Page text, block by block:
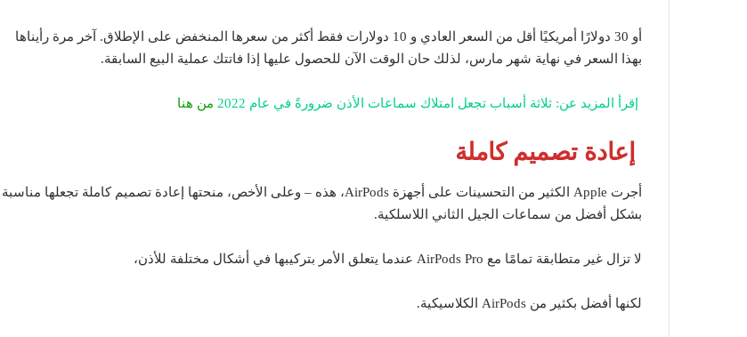
أو 30 دولارًا أمريكيًا أقل من السعر العادي و 10 دولارات فقط أكثر من سعرها المنخفض على الإطلاق. آخر مرة رأيناها
بهذا السعر في نهاية شهر مارس، لذلك حان الوقت الآن للحصول عليها إذا فاتتك عملية البيع السابقة.
إقرأ المزيد عن: ثلاثة أسباب تجعل امتلاك سماعات الأذن ضرورةً في عام 2022 من هنا
إعادة تصميم كاملة
أجرت Apple الكثير من التحسينات على أجهزة AirPods، هذه – وعلى الأخص، منحتها إعادة تصميم كاملة تجعلها مناسبة
بشكل أفضل من سماعات الجيل الثاني اللاسلكية.
لا تزال غير متطابقة تمامًا مع AirPods Pro عندما يتعلق الأمر بتركيبها في أشكال مختلفة للأذن،
لكنها أفضل بكثير من AirPods الكلاسيكية.